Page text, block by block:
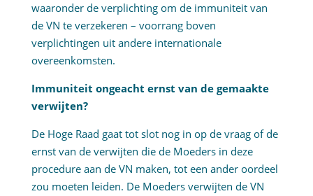
waaronder de verplichting om de immuniteit van
de VN te verzekeren – voorrang boven
verplichtingen uit andere internationale
overeenkomsten.
Immuniteit ongeacht ernst van de gemaakte
verwijten?
De Hoge Raad gaat tot slot nog in op de vraag of de
ernst van de verwijten die de Moeders in deze
procedure aan de VN maken, tot een ander oordeel
zou moeten leiden. De Moeders verwijten de VN